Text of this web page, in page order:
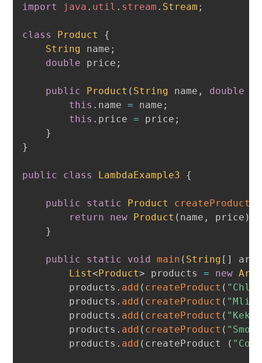
import
java . util . stream . Stream ;
class Product
{
String name ;
double price ;
public Product ( String name , double
this . name = name ;
this . price = price ;
}
}
public class LambdaExample3 {
public static Product createProduct
return
new Product ( name , price )
}
public static void main ( String [ ]
args
List<Product> products = new
        products
. add ( createProduct (
        products
. add ( createProduct (
        products
. add ( createProduct (
        products
. add ( createProduct (
        products
. add ( createProduct (